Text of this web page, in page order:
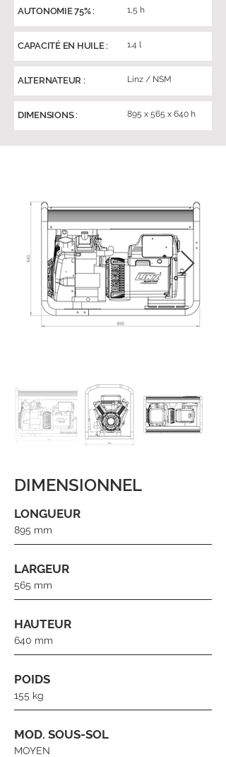
AUTONOMIE 75% : 1,5 h
CAPACITÉ EN HUILE : 1.4 l
ALTERNATEUR : Linz / NSM
DIMENSIONS : 895 x 565 x 640 h
DIMENSIONNEL
LONGUEUR
895 mm
LARGEUR
565 mm
HAUTEUR
640 mm
POIDS
155 kg
MOD. SOUS-SOL
MOYEN